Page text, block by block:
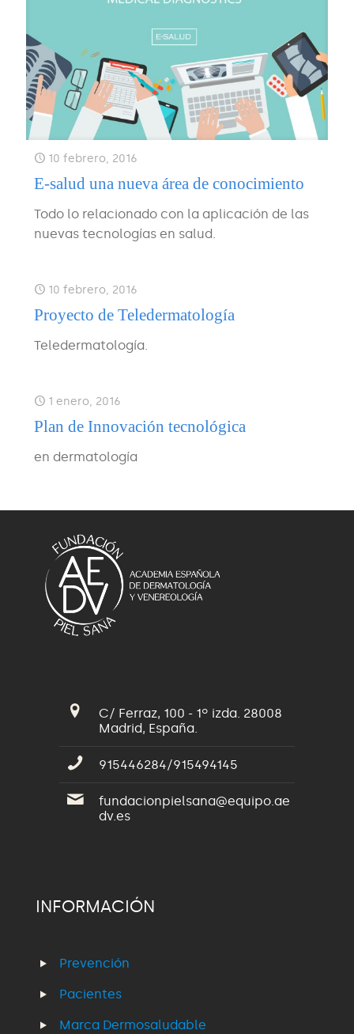
10 febrero, 2016
E-salud una nueva área de conocimiento
Todo lo relacionado con la aplicación de las
nuevas tecnologías en salud.
10 febrero, 2016
Proyecto de Teledermatología
Teledermatología.
1 enero, 2016
Plan de Innovación tecnológica
en dermatología
C/ Ferraz, 100 - 1º izda. 28008
Madrid, España.
915446284/915494145
fundacionpielsana@equipo.ae
dv.es
INFORMACIÓN
Prevención
Pacientes
Marca Dermosaludable